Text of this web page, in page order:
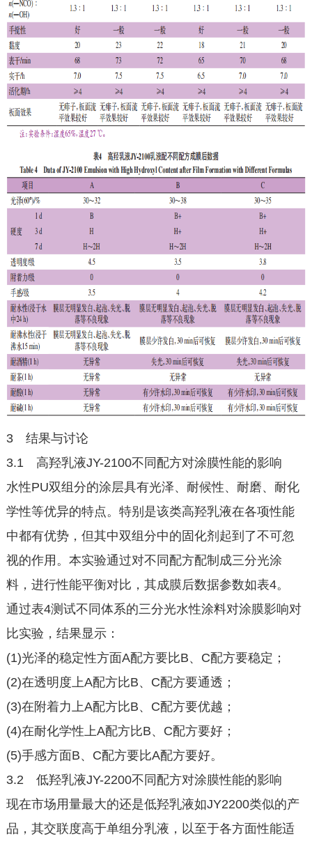
3 结果与讨论
3.1 高羟乳液JY-2100不同配方对涂膜性能的影响
水性PU双组分的涂层具有光泽、耐候性、耐磨、耐化
学性等优异的特点。特别是该类高羟乳液在各项性能
中都有优势，但其中双组分中的固化剂起到了不可忽
视的作用。本实验通过对不同配方配制成三分光涂
料，进行性能平衡对比，其成膜后数据参数如表4。
通过表4测试不同体系的三分光水性涂料对涂膜影响对
比实验，结果显示：
(1)光泽的稳定性方面A配方要比B、C配方要稳定；
(2)在透明度上A配方比B、C配方要通透；
(3)在附着力上A配方比B、C配方要优越；
(4)在耐化学性上A配方比B、C配方要好；
(5)手感方面B、C配方要比A配方要好。
3.2 低羟乳液JY-2200不同配方对涂膜性能的影响
现在市场用量最大的还是低羟乳液如JY2200类似的产
品，其交联度高于单组分乳液，以至于各方面性能适